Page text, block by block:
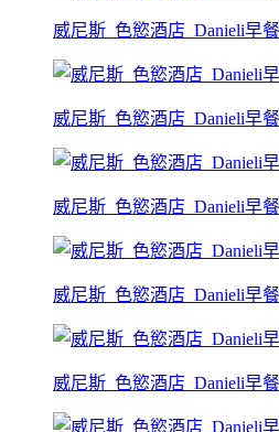
威尼斯_色慾酒店_Danieli早餐
威尼斯_色慾酒店_Danieli早
威尼斯_色慾酒店_Danieli早
威尼斯_色慾酒店_Danieli早餐
威尼斯_色慾酒店_Danieli早